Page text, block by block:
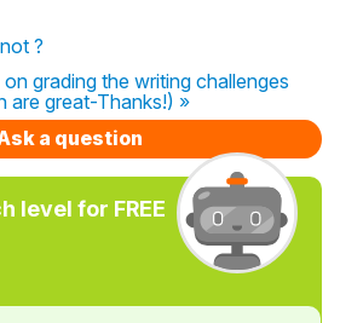
?
grading the writing challenges
are great-Thanks!) »
a question
level for FREE